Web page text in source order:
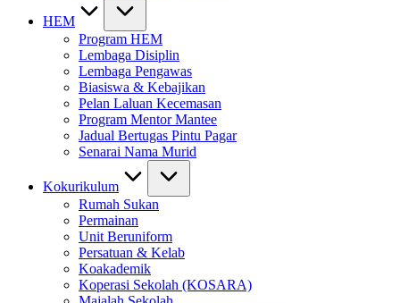
HEM
Program HEM
Lembaga Disiplin
Lembaga Pengawas
Biasiswa & Kebajikan
Pelan Laluan Kecemasan
Program Mentor Mantee
Jadual Bertugas Pintu Pagar
Senarai Nama Murid
Kokurikulum
Rumah Sukan
Permainan
Unit Beruniform
Persatuan & Kelab
Koakademik
Koperasi Sekolah (KOSARA)